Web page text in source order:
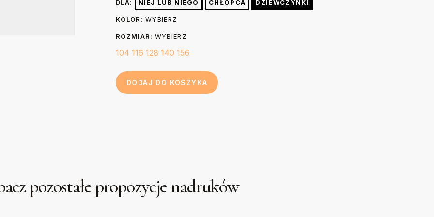
cm
cm
cm
papier do pieczenia.
DLA: NIEJ LUB NIEGO CHŁOPCA DZIEWCZYNKI
KOLOR:WYBIERZ
ROZMIAR: WYBIERZ
104 116 128 140 156
DODAJ DO KOSZYKA
pozostałe propozycje nadruków